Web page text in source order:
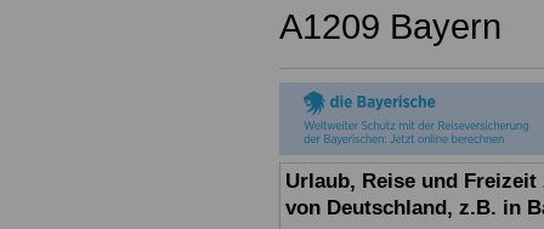
A1209 Bayern
Urlaub, Reise und
von Deutschland, z.B. in